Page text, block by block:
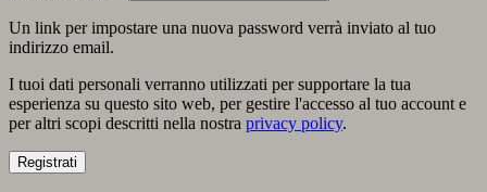
Un link per impostare una nuova password verrà inviato al tuo
indirizzo email.
I tuoi dati personali verranno utilizzati per supportare la tua
esperienza su questo sito web, per gestire l'accesso al tuo account e
per altri scopi descritti nella nostra privacy policy.
Registrati